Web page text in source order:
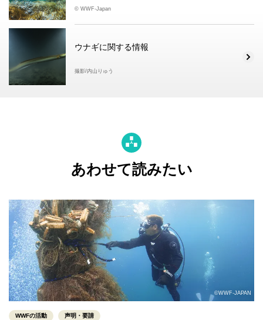
© WWF-Japan
ウナギに関する情報
撮影/内山りゅう
あわせて読みたい
©WWF-JAPAN
WWFの活動 声明・要請